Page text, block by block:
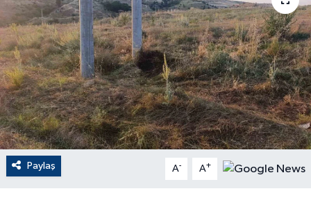
Paylaş A- A+
Dış Haberler
Dünya
EĞİTİM
EKONOMİ
English News